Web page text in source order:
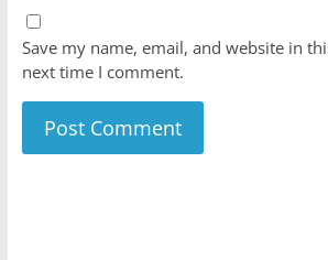
Save my name, email, and website in
next time I comment.